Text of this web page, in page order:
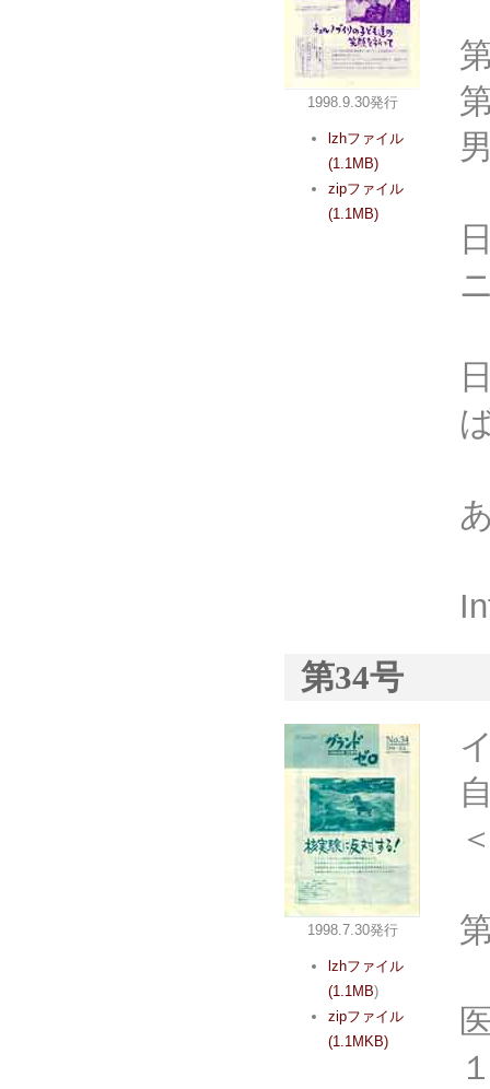
1998.9.30発行
lzhファイル
(1.1MB)
zipファイル
(1.1MB)
第34号
1998.7.30発行
lzhファイル
(1.1MB)
zipファイル
(1.1MKB)